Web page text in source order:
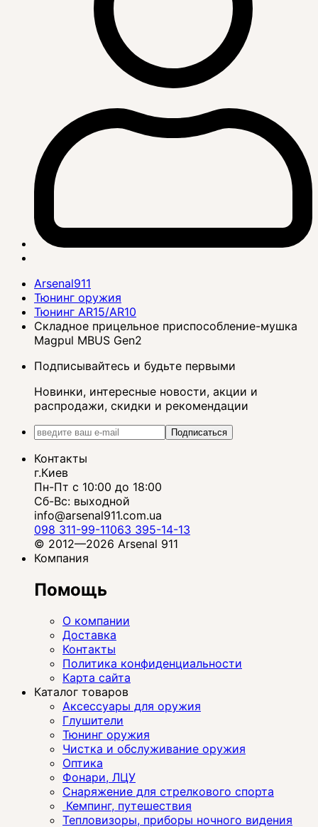
Arsenal911
Тюнинг оружия
Тюнинг AR15/AR10
Складное прицельное приспособление-мушка
Magpul MBUS Gen2
Подписывайтесь и будьте первыми
Новинки, интересные новости, акции и
распродажи, скидки и рекомендации
Подписаться
Контакты
г.Киев
Пн-Пт с 10:00 до 18:00
Сб-Вс: выходной
info@arsenal911.com.ua
098 311-99-11063 395-14-13
© 2012—2026 Arsenal 911
Компания
Помощь
О компании
Доставка
Контакты
Политика конфиденциальности
Карта сайта
Каталог товаров
Аксессуары для оружия
Глушители
Тюнинг оружия
Чистка и обслуживание оружия
Оптика
Фонари, ЛЦУ
Снаряжение для стрелкового спорта
Кемпинг, путешествия
Тепловизоры, приборы ночного видения